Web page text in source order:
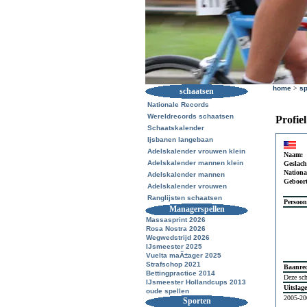
schaatsen
Nationale Records
Wereldrecords schaatsen
Schaatskalender
Ijsbanen langebaan
Adelskalender vrouwen klein
Adelskalender mannen klein
Adelskalender mannen
Adelskalender vrouwen
Ranglijsten schaatsen
Managerspellen
Massasprint 2026
Rosa Nostra 2026
Wegwedstrijd 2026
IJsmeester 2025
Vuelta maÃ±ager 2025
Strafschop 2021
Bettingpractice 2014
IJsmeester Hollandcups 2013
oude spellen
Sporten
home >
Naam:
Deze
2005-